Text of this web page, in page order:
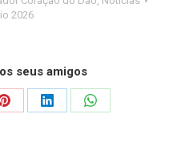
2026
seus amigos
Share
Share
Share